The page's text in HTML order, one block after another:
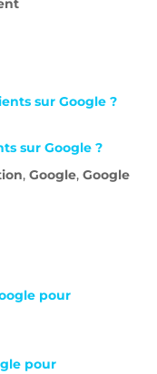
sur Google ?
, Google, Google
pour